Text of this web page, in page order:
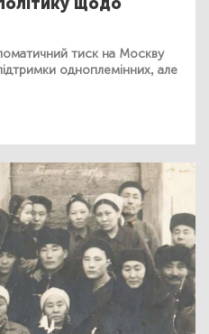
тиск на Москву
одноплемінних, але